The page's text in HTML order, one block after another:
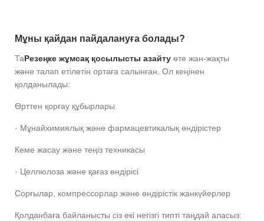
Мұны қайдан пайдалануға болады?
ТаРезеңке жұмсақ қосылысты азайту өте жан-жақты
және талап етілетін ортаға салынған. Ол кеңінен
қолданылады:
Өрттен қорғау құбырлары
· Мұнайхимиялық және фармацевтикалық өндірістер
Кеме жасау және теңіз техникасы
· Целлюлоза және қағаз өндірісі
Сорғылар, компрессорлар және өндірістік жанкүйерлер
Қолданбаға байланысты сіз екі негізгі типті таңдай аласыз: